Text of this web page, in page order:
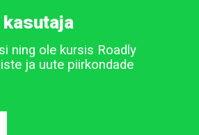
kasutaja
ning ole kursis Roadly
ja uute piirkondade